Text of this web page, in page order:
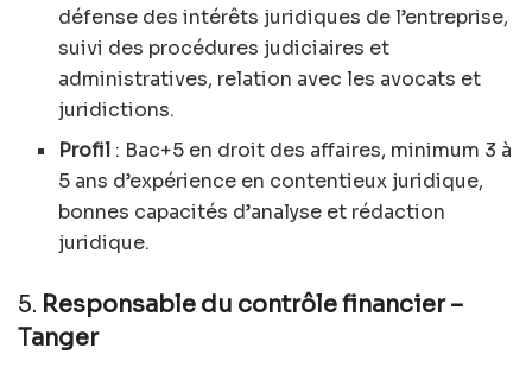
défense des intérêts juridiques de l’entreprise,
suivi des procédures judiciaires et
administratives, relation avec les avocats et
juridictions.
Profil : Bac+5 en droit des affaires, minimum 3 à
5 ans d’expérience en contentieux juridique,
bonnes capacités d’analyse et rédaction
juridique.
5. Responsable du contrôle financier –
Tanger